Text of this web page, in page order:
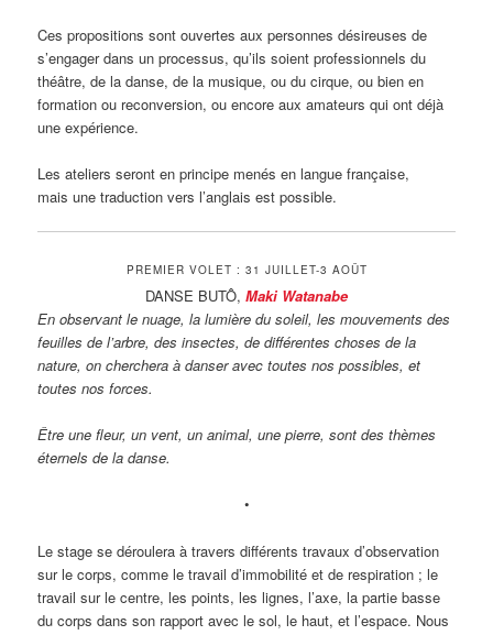
Ces propositions sont ouvertes aux personnes désireuses de
s’engager dans un processus, qu’ils soient professionnels du
théâtre, de la danse, de la musique, ou du cirque, ou bien en
formation ou reconversion, ou encore aux amateurs qui ont déjà
une expérience.
Les ateliers seront en principe menés en langue française,
mais une traduction vers l’anglais est possible.
PREMIER VOLET : 31 JUILLET-3 AOÛT
DANSE BUTÔ, Maki Watanabe
En observant le nuage, la lumière du soleil, les mouvements des
feuilles de l’arbre, des insectes, de différentes choses de la
nature, on cherchera à danser avec toutes nos possibles, et
toutes nos forces.
Être une fleur, un vent, un animal, une pierre, sont des thèmes
éternels de la danse.
•
Le stage se déroulera à travers différents travaux d’observation
sur le corps, comme le travail d’immobilité et de respiration ; le
travail sur le centre, les points, les lignes, l’axe, la partie basse
du corps dans son rapport avec le sol, le haut, et l’espace. Nous